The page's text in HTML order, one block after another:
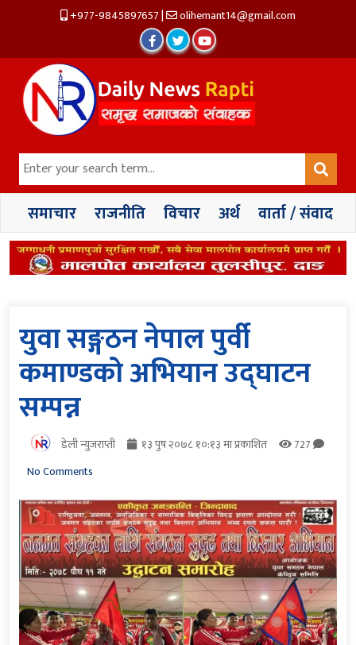
+977-9845897657| olihemant14@gmail.com
समाचार राजनीति विचार अर्थ वार्ता / संवाद
युवा सङ्गठन नेपाल पुर्वी
कमाण्डको अभियान उद्घाटन
सम्पन्न
डेली न्युजराप्ती १३ पुष २०७८ १०:१३ मा प्रकाशित
727
No Comments